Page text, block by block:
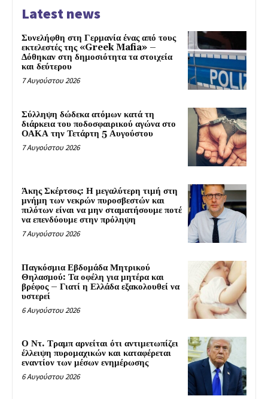
Latest news
Συνελήφθη στη Γερμανία ένας από τους
εκτελεστές της «Greek Mafia» –
Δόθηκαν στη δημοσιότητα τα στοιχεία
και δεύτερου
7 Αυγούστου 2026
Σύλληψη δώδεκα ατόμων κατά τη
διάρκεια του ποδοσφαιρικού αγώνα στο
ΟΑΚΑ την Τετάρτη 5 Αυγούστου
7 Αυγούστου 2026
Άκης Σκέρτσος: Η μεγαλύτερη τιμή στη
μνήμη των νεκρών πυροσβεστών και
πιλότων είναι να μην σταματήσουμε ποτέ
να επενδύουμε στην πρόληψη
7 Αυγούστου 2026
Παγκόσμια Εβδομάδα Μητρικού
Θηλασμού: Τα οφέλη για μητέρα και
βρέφος – Γιατί η Ελλάδα εξακολουθεί να
υστερεί
6 Αυγούστου 2026
Ο Ντ. Τραμπ αρνείται ότι αντιμετωπίζει
έλλειψη πυρομαχικών και καταφέρεται
εναντίον των μέσων ενημέρωσης
6 Αυγούστου 2026